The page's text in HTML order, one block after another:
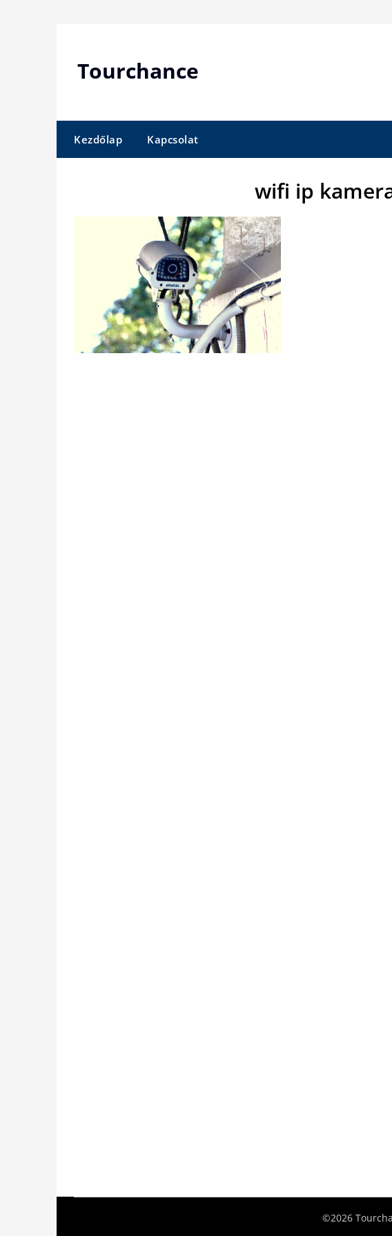
Tourchance
Kezdőlap Kapcsolat
wifi ip
©2026